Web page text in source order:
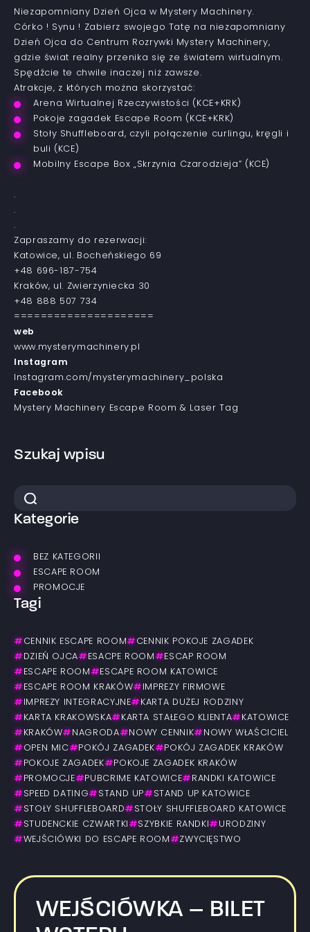
Niezapomniany Dzień Ojca w Mystery Machinery.
Córko ! Synu ! Zabierz swojego Tatę na niezapomniany
Dzień Ojca do Centrum Rozrywki Mystery Machinery,
gdzie świat realny przenika się ze światem wirtualnym.
Spędźcie te chwile inaczej niż zawsze.
Atrakcje, z których można skorzystać:
Arena Wirtualnej Rzeczywistości (KCE+KRK)
Pokoje zagadek Escape Room (KCE+KRK)
Stoły Shuffleboard, czyli połączenie
curlingu, kręgli i
buli (KCE)
Mobilny Escape Box „Skrzynia Czarodzieja” (KCE)
.
.
.
Zapraszamy do rezerwacji:
Katowice, ul. Bocheńskiego 69
+48 696-187-754
Kraków, ul. Zwierzyniecka 30
+48 888 507 734
=====================
web
www.mysterymachinery.pl
Instagram
Instagram.com/mysterymachinery_polska
Facebook
Mystery Machinery Escape Room & Laser Tag
Szukaj wpisu
Kategorie
BEZ KATEGORII
ESCAPE ROOM
PROMOCJE
Tagi
# CENNIK ESCAPE ROOM # CENNIK POKOJE ZAGADEK
# DZIEŃ OJCA# ESACPE ROOM # ESCAP ROOM
# ESCAPE ROOM # ESCAPE ROOM KATOWICE
# ESCAPE ROOM KRAKÓW# IMPREZY FIRMOWE
# IMPREZY INTEGRACYJNE# KARTA DUŻEJ RODZINY
# KARTA KRAKOWSKA# KARTA STAŁEGO KLIENTA# KATOWICE
# KRAKÓW# NAGRODA# NOWY CENNIK# NOWY WŁAŚCICIEL
# OPEN MIC# POKÓJ ZAGADEK# POKÓJ ZAGADEK KRAKÓW
# POKOJE ZAGADEK# POKOJE ZAGADEK KRAKÓW
# PROMOCJE# PUBCRIME KATOWICE# RANDKI KATOWICE
# SPEED DATING# STAND UP# STAND UP KATOWICE
# STOŁY SHUFFLEBOARD# STOŁY SHUFFLEBOARD KATOWICE
# STUDENCKIE CZWARTKI #SZYBKIE RANDKI # URODZINY
#WEJŚCIÓWKI DO ESCAPE ROOM #ZWYCIĘSTWO
WEJŚCIÓWKA – BILET